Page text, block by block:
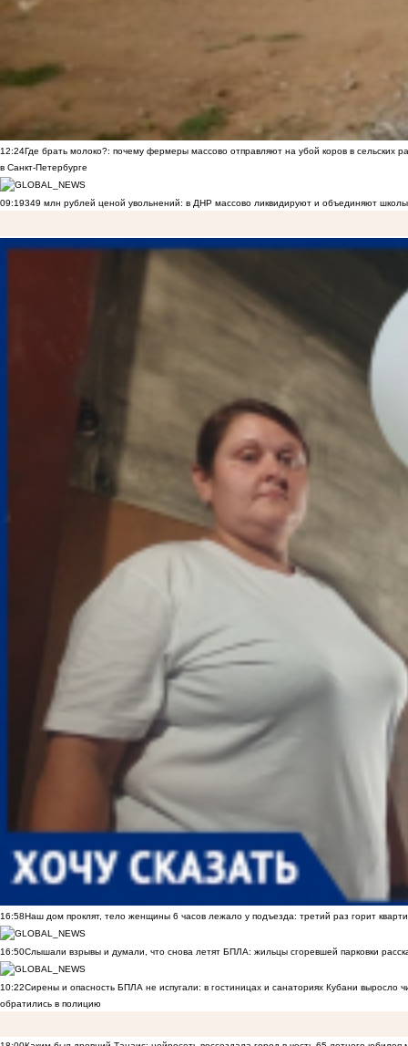
12:24Где брать молоко?: почему фермеры массово отправляют на убой коров в сельских
в Санкт-Петербурге
09:19349 млн рублей ценой увольнений: в ДНР массово ликвидируют и объединяют
16:58Наш дом проклят, тело женщины 6 часов лежало у подъезда: третий раз горит
16:50Слышали взрывы и думали, что снова летят БПЛА: жильцы сгоревшей парковки
10:22Сирены и опасность БПЛА не испугали: в гостиницах и санаториях Кубани выросло
обратились в полицию